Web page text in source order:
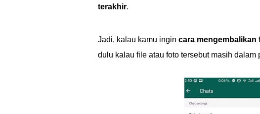
terakhir.
Jadi, kalau kamu ingin cara mengembalikan
dulu kalau file atau foto tersebut masih dalam